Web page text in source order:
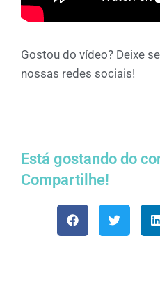
Gostou do vídeo? Deixe
nossas redes sociais!
Está gostando do
Compartilhe!